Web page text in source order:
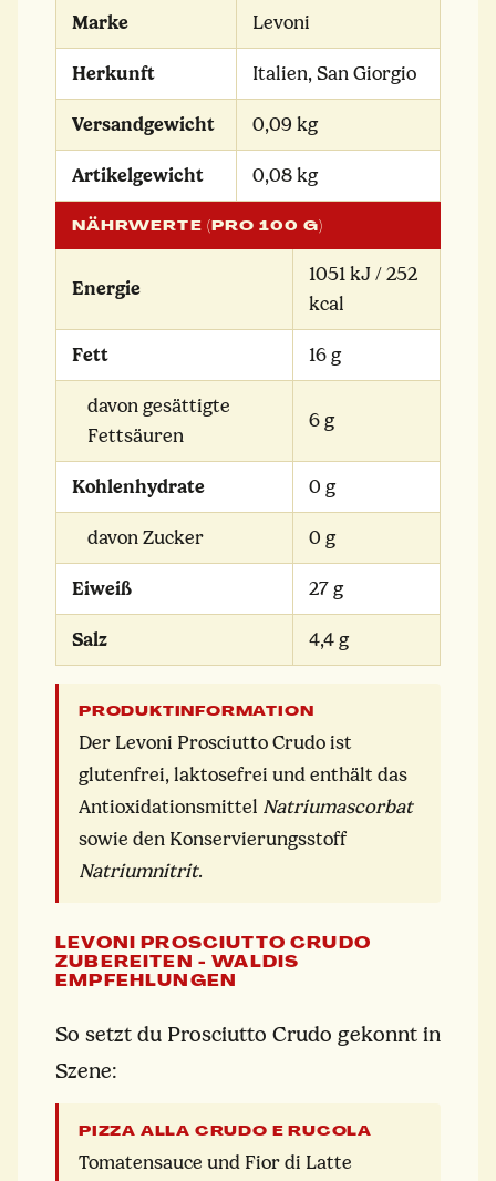
Marke Levoni
Herkunft Italien, San Giorgio
Versandgewicht 0,09 kg
Artikelgewicht 0,08 kg
NÄHRWERTE (PRO 100 G)
Energie
1051 kJ / 252
kcal
Fett 16 g
davon gesättigte
Fettsäuren
6 g
Kohlenhydrate 0 g
davon Zucker 0 g
Eiweiß 27 g
Salz 4,4 g
PRODUKTINFORMATION
Der Levoni Prosciutto Crudo ist
glutenfrei, laktosefrei und enthält das
Antioxidationsmittel Natriumascorbat
sowie den Konservierungsstoff
Natriumnitrit.
LEVONI PROSCIUTTO CRUDO
ZUBEREITEN - WALDIS
EMPFEHLUNGEN
So setzt du Prosciutto Crudo gekonnt in
Szene:
PIZZA ALLA CRUDO E RUCOLA
Tomatensauce und Fior di Latte